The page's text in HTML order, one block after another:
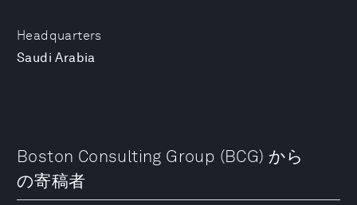
Headquarters
Saudi Arabia
Boston Consulting Group (BCG) から
の寄稿者